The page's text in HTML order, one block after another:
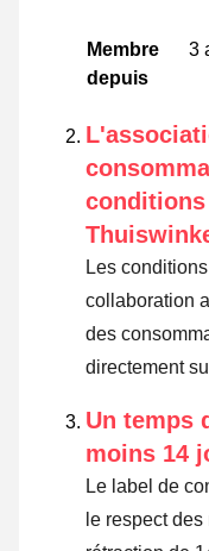
Membre
depuis
3
conditions
Les
collaboration
des
directement
Un temps
moins 14
Le label de
le respect